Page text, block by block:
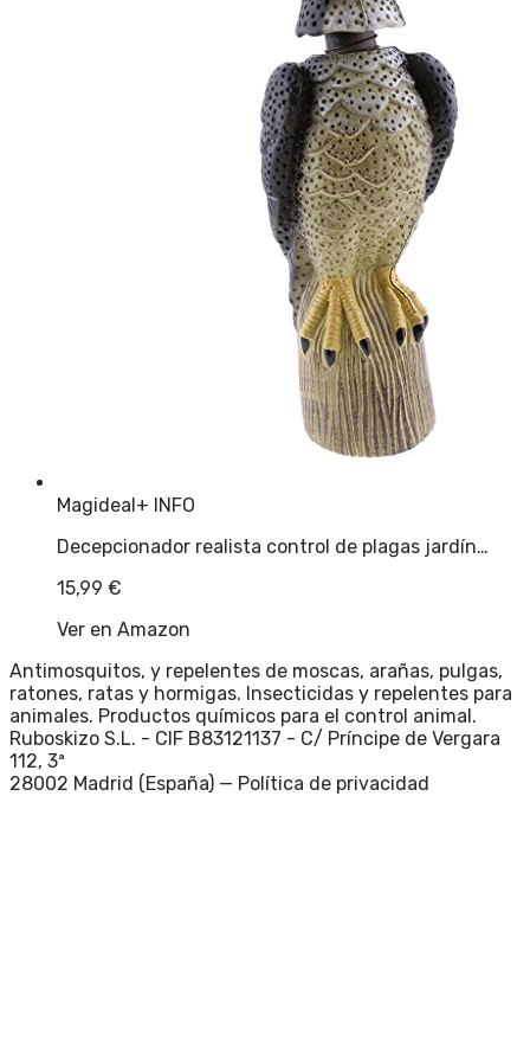
Magideal+ INFO
Decepcionador realista control de plagas jardín…
15,99 €
Ver en Amazon
Antimosquitos, y repelentes de moscas, arañas, pulgas,
ratones, ratas y hormigas. Insecticidas y repelentes para
animales. Productos químicos para el control animal.
Ruboskizo S.L. - CIF B83121137 - C/ Príncipe de Vergara
112, 3ª
28002 Madrid (España) — Política de privacidad